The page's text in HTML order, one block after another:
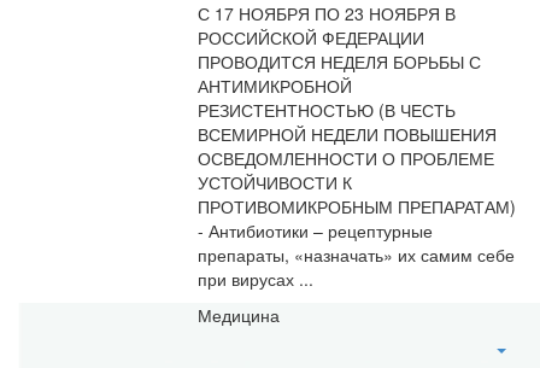
С 17 НОЯБРЯ ПО 23 НОЯБРЯ В
РОССИЙСКОЙ ФЕДЕРАЦИИ
ПРОВОДИТСЯ НЕДЕЛЯ БОРЬБЫ С
АНТИМИКРОБНОЙ
РЕЗИСТЕНТНОСТЬЮ (В ЧЕСТЬ
ВСЕМИРНОЙ НЕДЕЛИ ПОВЫШЕНИЯ
ОСВЕДОМЛЕННОСТИ О ПРОБЛЕМЕ
УСТОЙЧИВОСТИ К
ПРОТИВОМИКРОБНЫМ ПРЕПАРАТАМ)
- Антибиотики – рецептурные
препараты, «назначать» их самим себе
при вирусах ...
Медицина